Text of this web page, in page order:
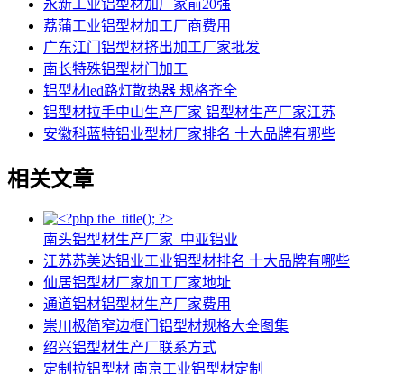
永新工业铝型材加厂家前20强
荔蒲工业铝型材加工厂商费用
广东江门铝型材挤出加工厂家批发
南长特殊铝型材门加工
铝型材led路灯散热器 规格齐全
铝型材拉手中山生产厂家 铝型材生产厂家江苏
安徽科蓝特铝业型材厂家排名 十大品牌有哪些
相关文章
南头铝型材生产厂家_中亚铝业
江苏苏美达铝业工业铝型材排名 十大品牌有哪些
仙居铝型材厂家加工厂家地址
通道铝材铝型材生产厂家费用
崇川极简窄边框门铝型材规格大全图集
绍兴铝型材生产厂联系方式
定制拉铝型材 南京工业铝型材定制